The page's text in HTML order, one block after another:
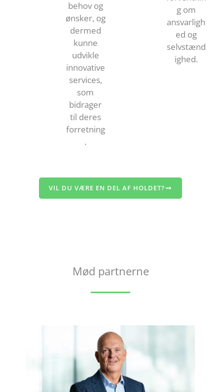
behov og
ønsker, og
dermed
kunne
udvikle
innovative
services,
som
bidrager
til deres
forretning
.
g om
ansvarligh
ed og
selvstænd
ighed.
VIL DU VÆRE EN DEL AF HOLDET?
Mød partnerne